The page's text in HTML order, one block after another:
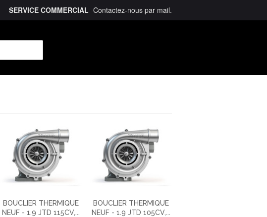
SERVICE COMMERCIAL Contactez-nous par mail.
BOUCLIER THERMIQUE
NEUF - 1.9 JTD 115CV,...
BOUCLIER THERMIQUE
NEUF - 1.9 JTD 105CV,...